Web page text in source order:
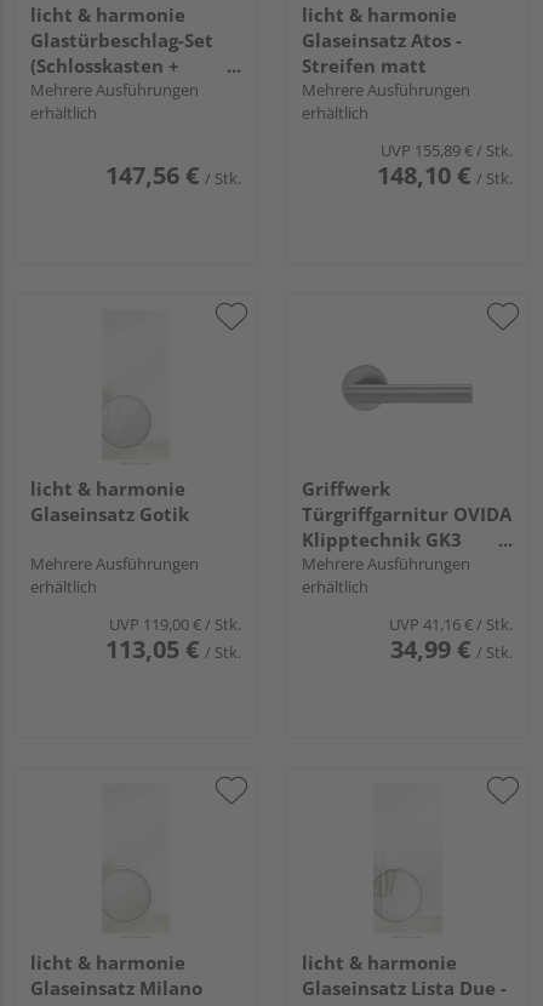
licht & harmonie
Glastürbeschlag-Set
(Schlosskasten +
Bänder) "Pure 2.0"
Mehrere Ausführungen
erhältlich
147,56 € / Stk.
licht & harmonie
Glaseinsatz Atos -
Streifen matt
Mehrere Ausführungen
erhältlich
UVP 155,89 €/ Stk.
148,10 € / Stk.
licht & harmonie
Glaseinsatz Gotik
Mehrere Ausführungen
erhältlich
UVP 119,00 €/ Stk.
113,05 € / Stk.
Griffwerk
Türgriffgarnitur OVIDA
Klipptechnik GK3
Rosetten rund OS
Edelst. ma.
Mehrere Ausführungen
erhältlich
UVP 41,16 €/ Stk.
34,99 € / Stk.
licht & harmonie
Glaseinsatz Milano
licht & harmonie
Glaseinsatz Lista Due -